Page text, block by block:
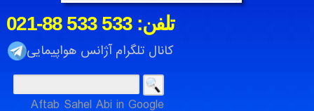
021-88 533 533 :تلفن
کانال تلگرام آژانس هواپیمایی
Aftab Sahel Abi in Google